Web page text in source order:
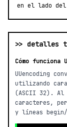
en el lado
>> detalles
Cómo funciona
UUencoding
utilizando
(ASCII 32). Al
caracteres,
y líneas begin/